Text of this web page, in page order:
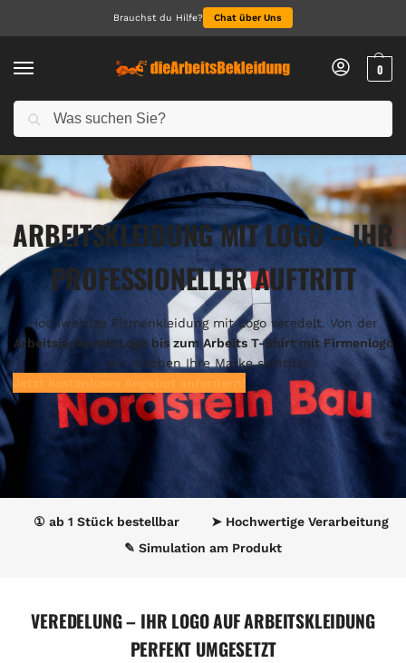
Brauchst du Hilfe? Chat über Uns
0
ARBEITSKLEIDUNG MIT LOGO – IHR
PROFESSIONELLER AUFTRITT
Hochwertige Firmenkleidung mit Logo veredelt. Von der
Arbeitsjacke mit Logo bis zum Arbeits T-Shirt mit Firmenlogo
– wir machen Ihre Marke sichtbar.
① ab 1 Stück bestellbar
➤ Hochwertige Verarbeitung
✎ Simulation am Produkt
VEREDELUNG – IHR LOGO AUF ARBEITSKLEIDUNG
PERFEKT UMGESETZT